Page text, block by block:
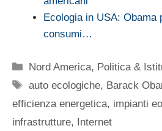
Ecologia in USA: Obama
consumi…
Categorie
Nord America, Politica &
Tag
auto ecologiche, Barack
efficienza energetica, impianti
infrastrutture, Internet